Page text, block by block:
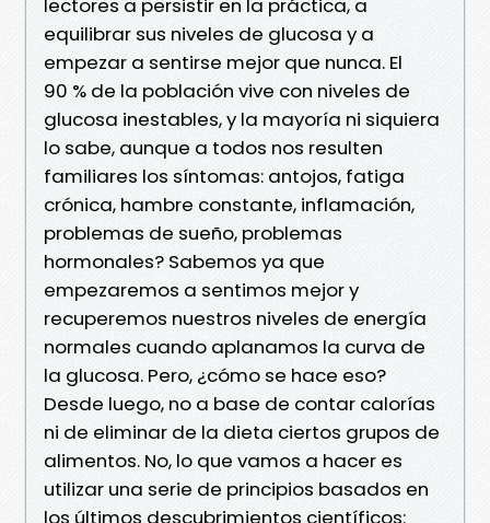
lectores a persistir en la práctica, a
equilibrar sus niveles de glucosa y a
empezar a sentirse mejor que nunca. El
90 % de la población vive con niveles de
glucosa inestables, y la mayoría ni siquiera
lo sabe, aunque a todos nos resulten
familiares los síntomas: antojos, fatiga
crónica, hambre constante, inflamación,
problemas de sueño, problemas
hormonales? Sabemos ya que
empezaremos a sentimos mejor y
recuperemos nuestros niveles de energía
normales cuando aplanamos la curva de
la glucosa. Pero, ¿cómo se hace eso?
Desde luego, no a base de contar calorías
ni de eliminar de la dieta ciertos grupos de
alimentos. No, lo que vamos a hacer es
utilizar una serie de principios basados en
los últimos descubrimientos científicos: